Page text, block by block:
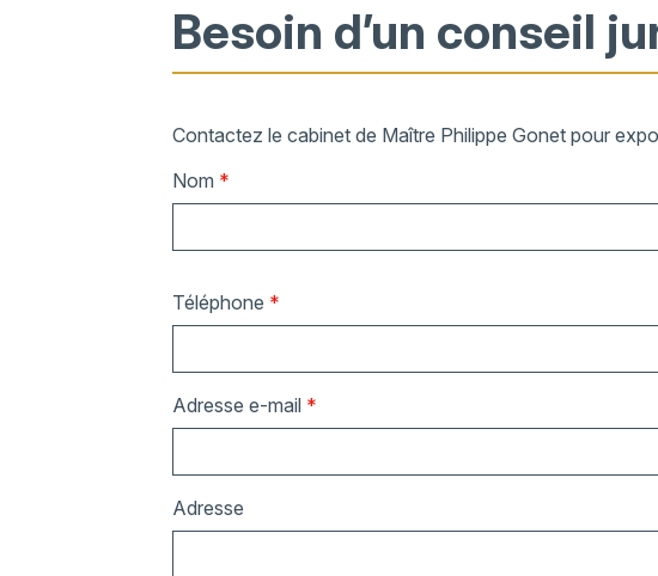
Besoin d’un conseil
Contactez le cabinet de Maître Philippe Gonet pour
Nom *
Téléphone *
Adresse e-mail *
Adresse